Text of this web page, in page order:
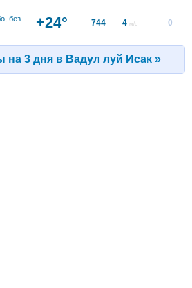
без
+24° 744 4 м/с 0
на 3 дня в Вадул луй Исак »